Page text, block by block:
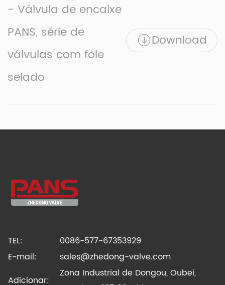
- Válvula de encaixe
PANS, série de
válvulas com fole
selado
Download
TEL:
0086-577-67353929
E-mail:
sales@zhedong-valve.com
Adicionar:
Zona Industrial de Dongou, Oubei,